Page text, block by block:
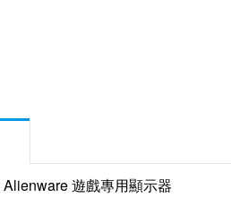
遊戲專用顯示器